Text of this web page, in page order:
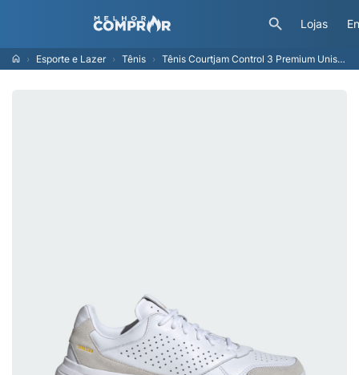
Lojas
Esporte e Lazer Tênis Tênis Courtjam Control 3 Premium Unisex adidas